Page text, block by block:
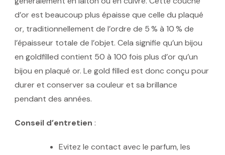
d’or est beaucoup plus épaisse que celle du plaqué
or, traditionnellement de l’ordre de 5 % à 10 % de
l’épaisseur totale de l’objet. Cela signifie qu’un bijou
en goldfilled contient 50 à 100 fois plus d’or qu’un
bijou en plaqué or. Le gold filled est donc conçu pour
durer et conserver sa couleur et sa brillance
pendant des années.
Conseil d’entretien :
Evitez le contact avec le parfum, les